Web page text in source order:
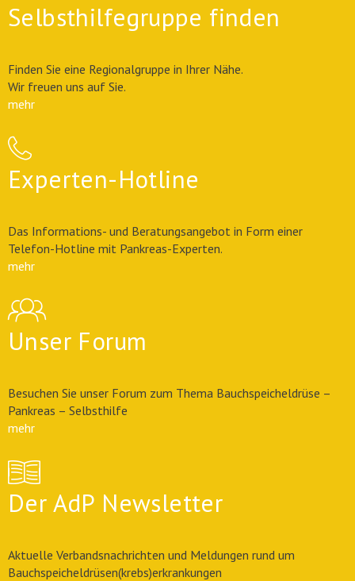
Selbsthilfegruppe finden
Finden Sie eine Regionalgruppe in Ihrer Nähe.
Wir freuen uns auf Sie.
mehr
Experten-Hotline
Das Informations- und Beratungsangebot in Form einer
Telefon-Hotline mit Pankreas-Experten.
mehr
Unser Forum
Besuchen Sie unser Forum zum Thema Bauchspeicheldrüse –
Pankreas – Selbsthilfe
mehr
Der AdP Newsletter
Aktuelle Verbandsnachrichten und Meldungen rund um
Bauchspeicheldrüsen(krebs)erkrankungen